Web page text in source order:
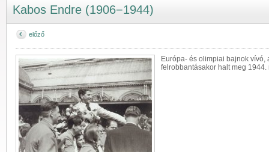
Kabos Endre (1906−1944)
előző
Európa- és olimpiai bajnok vívó,
felrobbantásakor halt meg